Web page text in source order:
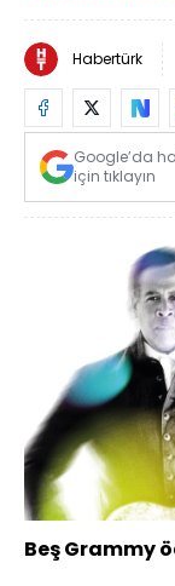
Habertürk
Google’da
için tıklayın
Beş Grammy